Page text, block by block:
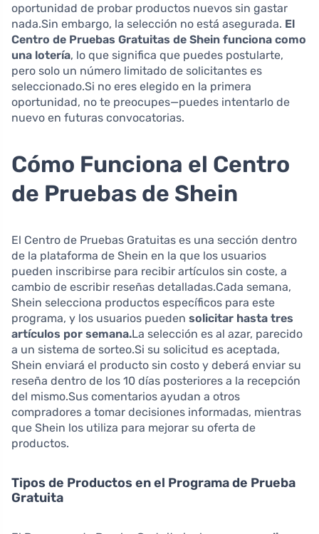
oportunidad de probar productos nuevos sin gastar
nada.Sin embargo, la selección no está asegurada. El
Centro de Pruebas Gratuitas de Shein funciona como
una lotería, lo que significa que puedes postularte,
pero solo un número limitado de solicitantes es
seleccionado.Si no eres elegido en la primera
oportunidad, no te preocupes—puedes intentarlo de
nuevo en futuras convocatorias.
Cómo Funciona el Centro
de Pruebas de Shein
El Centro de Pruebas Gratuitas es una sección dentro
de la plataforma de Shein en la que los usuarios
pueden inscribirse para recibir artículos sin coste, a
cambio de escribir reseñas detalladas.Cada semana,
Shein selecciona productos específicos para este
programa, y los usuarios pueden solicitar hasta tres
artículos por semana.La selección es al azar, parecido
a un sistema de sorteo.Si su solicitud es aceptada,
Shein enviará el producto sin costo y deberá enviar su
reseña dentro de los 10 días posteriores a la recepción
del mismo.Sus comentarios ayudan a otros
compradores a tomar decisiones informadas, mientras
que Shein los utiliza para mejorar su oferta de
productos.
Tipos de Productos en el Programa de Prueba
Gratuita